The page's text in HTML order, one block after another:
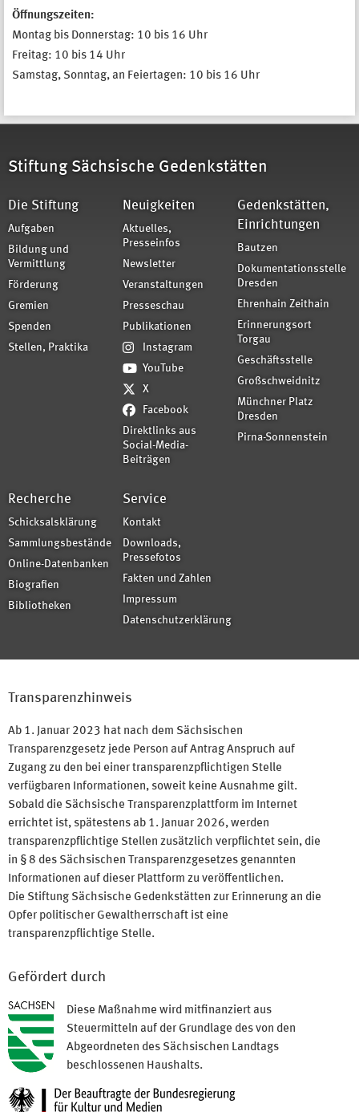
Öffnungszeiten:
Montag bis Donnerstag: 10 bis 16 Uhr
Freitag: 10 bis 14 Uhr
Samstag, Sonntag, an Feiertagen: 10 bis 16 Uhr
Stiftung Sächsische Gedenkstätten
Die Stiftung
Aufgaben
Bildung und
Vermittlung
Förderung
Gremien
Spenden
Stellen, Praktika
Neuigkeiten
Aktuelles,
Presseinfos
Newsletter
Veranstaltungen
Presseschau
Publikationen
Instagram
YouTube
X
Facebook
Direktlinks aus
Social-Media-
Beiträgen
Gedenkstätten,
Einrichtungen
Bautzen
Dokumentationsstelle
Dresden
Ehrenhain Zeithain
Erinnerungsort
Torgau
Geschäftsstelle
Großschweidnitz
Münchner Platz
Dresden
Pirna-Sonnenstein
Recherche
Schicksalsklärung
Sammlungsbestände
Online-Datenbanken
Biografien
Bibliotheken
Service
Kontakt
Downloads,
Pressefotos
Fakten und Zahlen
Impressum
Datenschutzerklärung
Transparenzhinweis
Ab 1. Januar 2023 hat nach dem Sächsischen
Transparenzgesetz jede Person auf Antrag Anspruch auf
Zugang zu den bei einer transparenzpflichtigen Stelle
verfügbaren Informationen, soweit keine Ausnahme gilt.
Sobald die Sächsische Transparenzplattform im Internet
errichtet ist, spätestens ab 1. Januar 2026, werden
transparenzpflichtige Stellen zusätzlich verpflichtet sein, die
in § 8 des Sächsischen Transparenzgesetzes genannten
Informationen auf dieser Plattform zu veröffentlichen.
Die Stiftung Sächsische Gedenkstätten zur Erinnerung an die
Opfer politischer Gewaltherrschaft ist eine
transparenzpflichtige Stelle.
Gefördert durch
Diese Maßnahme wird mitfinanziert aus
Steuermitteln auf der Grundlage des von den
Abgeordneten des Sächsischen Landtags
beschlossenen Haushalts.